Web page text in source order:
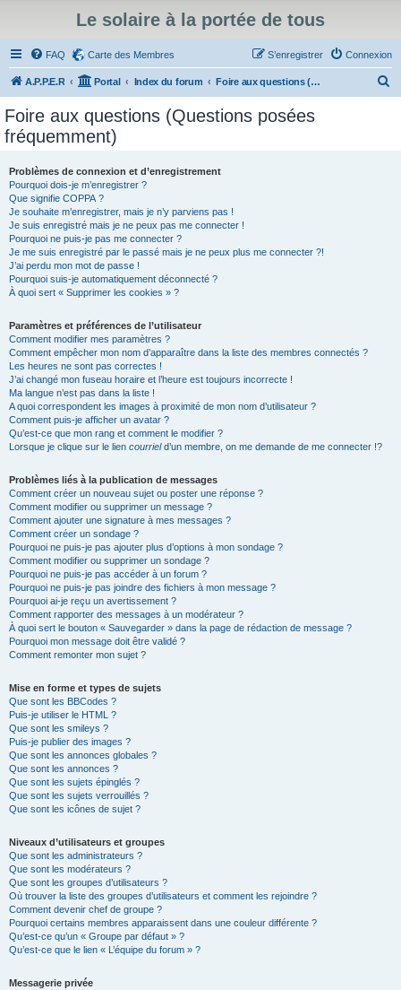
Le solaire à la portée de tous
FAQ Carte des Membres Connexion
S’enregistrer
A.P.P.E.R Portal Index du forum Foire aux questions (Questions posées fréquemment)
Foire aux questions (Questions posées
fréquemment)
Problèmes de connexion et d’enregistrement
Pourquoi dois-je m’enregistrer ?
Que signifie COPPA ?
Je souhaite m’enregistrer, mais je n’y parviens pas !
Je suis enregistré mais je ne peux pas me connecter !
Pourquoi ne puis-je pas me connecter ?
Je me suis enregistré par le passé mais je ne peux plus me connecter ?!
J’ai perdu mon mot de passe !
Pourquoi suis-je automatiquement déconnecté ?
À quoi sert « Supprimer les cookies » ?
Paramètres et préférences de l’utilisateur
Comment modifier mes paramètres ?
Comment empêcher mon nom d’apparaître dans la liste des membres connectés ?
Les heures ne sont pas correctes !
J’ai changé mon fuseau horaire et l’heure est toujours incorrecte !
Ma langue n’est pas dans la liste !
A quoi correspondent les images à proximité de mon nom d’utilisateur ?
Comment puis-je afficher un avatar ?
Qu’est-ce que mon rang et comment le modifier ?
Lorsque je clique sur le lien courrield’un membre, on me demande de me connecter !?
Problèmes liés à la publication de messages
Comment créer un nouveau sujet ou poster une réponse ?
Comment modifier ou supprimer un message ?
Comment ajouter une signature à mes messages ?
Comment créer un sondage ?
Pourquoi ne puis-je pas ajouter plus d’options à mon sondage ?
Comment modifier ou supprimer un sondage ?
Pourquoi ne puis-je pas accéder à un forum ?
Pourquoi ne puis-je pas joindre des fichiers à mon message ?
Pourquoi ai-je reçu un avertissement ?
Comment rapporter des messages à un modérateur ?
À quoi sert le bouton « Sauvegarder » dans la page de rédaction de message ?
Pourquoi mon message doit être validé ?
Comment remonter mon sujet ?
Mise en forme et types de sujets
Que sont les BBCodes ?
Puis-je utiliser le HTML ?
Que sont les smileys ?
Puis-je publier des images ?
Que sont les annonces globales ?
Que sont les annonces ?
Que sont les sujets épinglés ?
Que sont les sujets verrouillés ?
Que sont les icônes de sujet ?
Niveaux d’utilisateurs et groupes
Que sont les administrateurs ?
Que sont les modérateurs ?
Que sont les groupes d’utilisateurs ?
Où trouver la liste des groupes d’utilisateurs et comment les rejoindre ?
Comment devenir chef de groupe ?
Pourquoi certains membres apparaissent dans une couleur différente ?
Qu’est-ce qu’un « Groupe par défaut » ?
Qu’est-ce que le lien « L’équipe du forum » ?
Messagerie privée